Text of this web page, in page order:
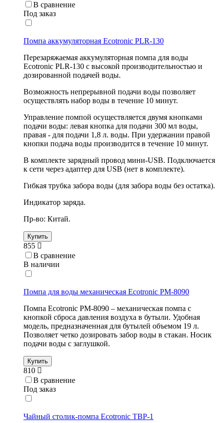
В сравнение
Под заказ
Помпа аккумуляторная Ecotronic PLR-130
Перезаряжаемая аккумуляторная помпа для воды
Ecotronic PLR-130 с высокой производительностью и
дозированной подачей воды.
Возможность непрерывной подачи воды позволяет
осуществлять набор воды в течение 10 минут.
Управление помпой осуществляется двумя кнопками
подачи воды: левая кнопка для подачи 300 мл воды,
правая - для подачи 1,8 л. воды. При удержании правой
кнопки подача воды производится в течение 10 минут.
В комплекте зарядный провод мини-USB. Подключается
к сети через адаптер для USB (нет в комплекте).
Гибкая трубка забора воды (для забора воды без остатка).
Индикатор заряда.
Пр-во: Китай.
Купить
855
В сравнение
В наличии
Помпа для воды механическая Ecotronic PM-8090
Помпа Ecotronic PM-8090 – механическая помпа с
кнопкой сброса давления воздуха в бутыли. Удобная
модель, предназначенная для бутылей объемом 19 л.
Позволяет четко дозировать забор воды в стакан. Носик
подачи воды с заглушкой.
Купить
810
В сравнение
Под заказ
Чайный столик-помпа Ecotronic TBP-1